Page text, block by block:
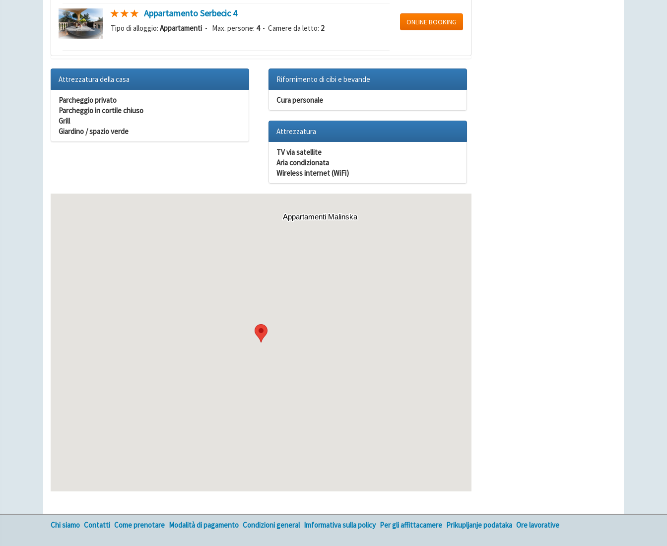
Appartamento Serbecic 4
Tipo di alloggio: Appartamenti - Max. persone: 4- Camere da letto: 2
ONLINE BOOKING
Attrezzatura della casa
Parcheggio privato
Parcheggio in cortile chiuso
Grill
Giardino / spazio verde
Rifornimento di cibi e bevande
Cura personale
Attrezzatura
TV via satellite
Aria condizionata
Wireless internet (WiFi)
Chi siamo Contatti Come prenotare Modalità di pagamento Condizioni general Imformativa sulla policy Per gli affittacamere Prikupljanje podataka Ore lavorative